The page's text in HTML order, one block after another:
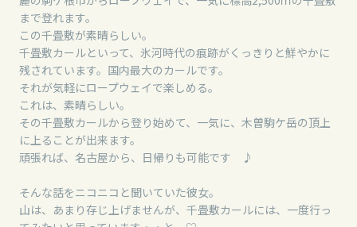
まで登れます。
この千畳敷が素晴らしい。
千畳敷カールといって、氷河時代の痕跡がくっきりと鮮やかに
残されています。国内最大のカールです。
それが気軽にロープウェイで楽しめる。
これは、素晴らしい。
その千畳敷カールから登り始めて、一気に、木曽駒ケ岳の頂上
に上ることが出来ます。
頑張れば、名古屋から、日帰りも可能です ♪
そんな話をニコニコと聞いていた彼女。
山は、あまり存じ上げませんが、千畳敷カールには、一度行っ